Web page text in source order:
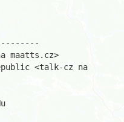
maatts.cz>
<talk-cz na